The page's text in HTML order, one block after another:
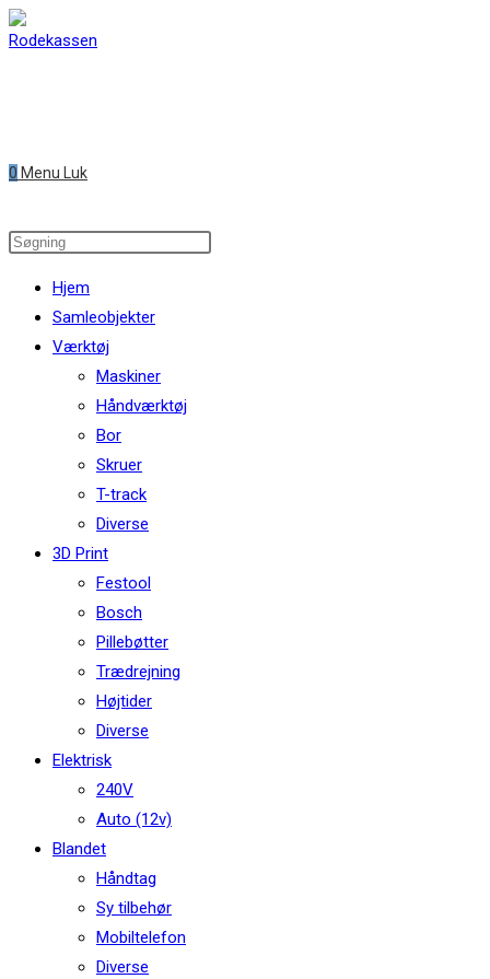
Skip
to
0 Menu Luk
Search
website
Hjem
Samleobjekter
Værktøj
Maskiner
Håndværktøj
Bor
Skruer
T-track
Diverse
3D Print
Festool
Bosch
Pillebøtter
Trædrejning
Højtider
Diverse
Elektrisk
240V
Auto (12v)
Blandet
Håndtag
Sy tilbehør
Mobiltelefon
Diverse